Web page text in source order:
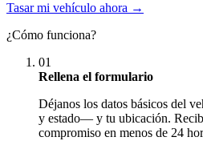
Tasar mi vehículo ahora →
¿Cómo funciona?
01
Rellena el formulario
Déjanos los datos básicos del
y estado— y tu ubicación.
compromiso en menos de 24